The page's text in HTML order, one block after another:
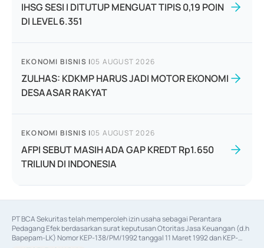
IHSG SESI I DITUTUP MENGUAT TIPIS 0,19 POIN
DI LEVEL 6.351
EKONOMI BISNIS |05 AUGUST 2026
ZULHAS: KDKMP HARUS JADI MOTOR EKONOMI
DESAASAR RAKYAT
EKONOMI BISNIS |05 AUGUST 2026
AFPI SEBUT MASIH ADA GAP KREDT Rp1.650
TRILIUN DI INDONESIA
PT BCA Sekuritas telah memperoleh izin usaha sebagai Perantara
Pedagang Efek berdasarkan surat keputusan Otoritas Jasa Keuangan (d.h
Bapepam-LK) Nomor KEP-138/PM/1992 tanggal 11 Maret 1992 dan KEP-